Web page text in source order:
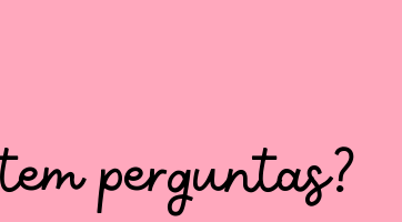
tem perguntas?